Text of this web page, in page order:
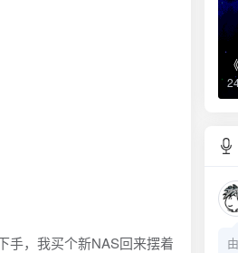
，我买个新NAS回来摆着